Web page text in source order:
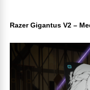
Razer Gigantus V2 –